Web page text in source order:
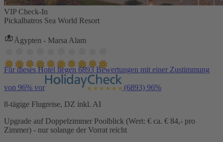
VIP Check-In
Pickalbatros Sea World Resort
Ägypten - Marsa Alam
Für dieses Hotel liegen 6893 Bewertungen mit einer Zustimmung
von 96% vor (6893) 96%
8-tägige Flugreise, DZ inkl. AI
Upgrade auf Doppelzimmer Poolblick (Wert: € ca. € 84,- pro
Zimmer) - nur solange der Vorrat reicht